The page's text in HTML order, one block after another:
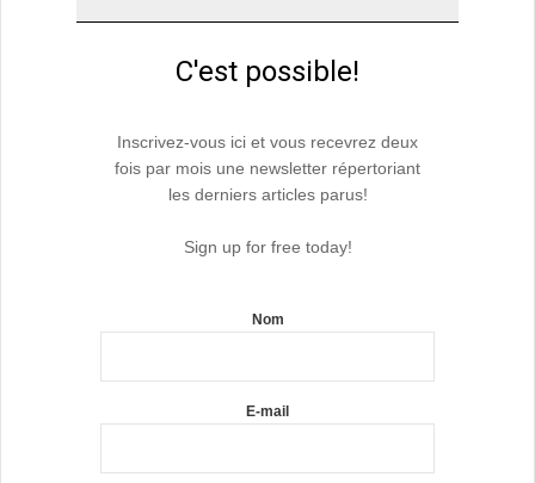
C'est possible!
Inscrivez-vous ici et vous recevrez deux
fois par mois une newsletter répertoriant
les derniers articles parus!
Sign up for free today!
Nom
E-mail